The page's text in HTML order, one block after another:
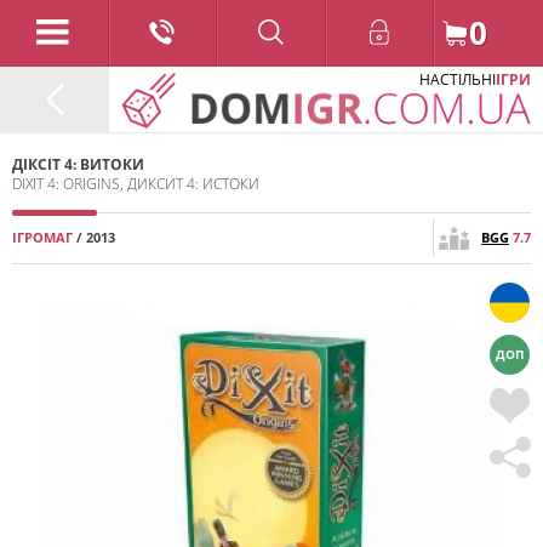
0
НАСТІЛЬНІІГРИ
ДІКСІТ 4: ВИТОКИ
DIXIT 4: ORIGINS, ДИКСИТ 4: ИСТОКИ
ІГРОМАГ / 2013 BGG 7.7
ДОП